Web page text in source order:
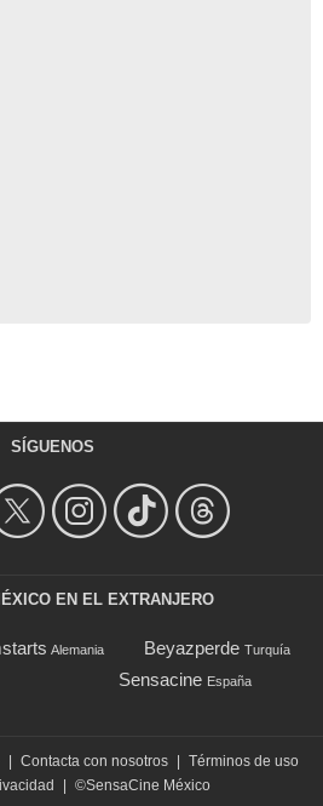
SÍGUENOS
EN EL EXTRANJERO
Alemania Beyazperde Turquía
Sensacine España
Contacta con nosotros
Términos de uso
©SensaCine México